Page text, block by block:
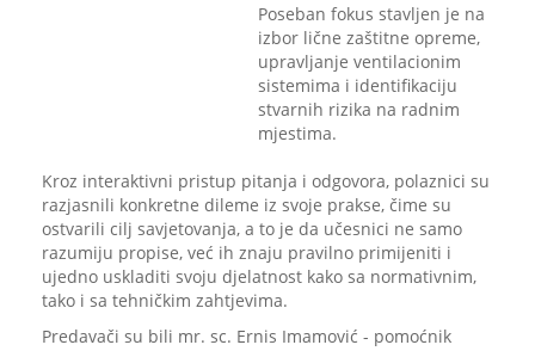
Poseban fokus stavljen je na
izbor lične zaštitne opreme,
upravljanje ventilacionim
sistemima i identifikaciju
stvarnih rizika na radnim
mjestima.
Kroz interaktivni pristup pitanja i odgovora, polaznici su
razjasnili konkretne dileme iz svoje prakse, čime su
ostvarili cilj savjetovanja, a to je da učesnici ne samo
razumiju propise, već ih znaju pravilno primijeniti i
ujedno uskladiti svoju djelatnost kako sa normativnim,
tako i sa tehničkim zahtjevima.
Predavači su bili mr. sc. Ernis Imamović - pomoćnik